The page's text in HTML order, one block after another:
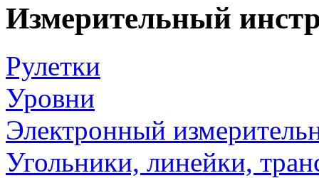
Измерительный
Рулетки
Уровни
Электронный
Угольники, линейки,